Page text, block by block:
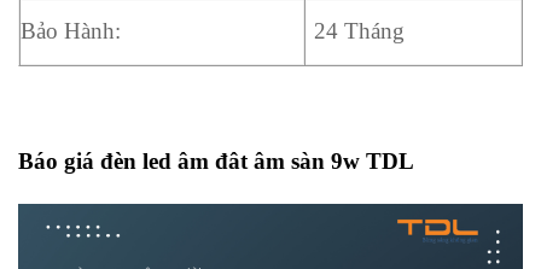
Bảo Hành: 24 Tháng
Báo giá đèn led âm đât âm sàn 9w TDL